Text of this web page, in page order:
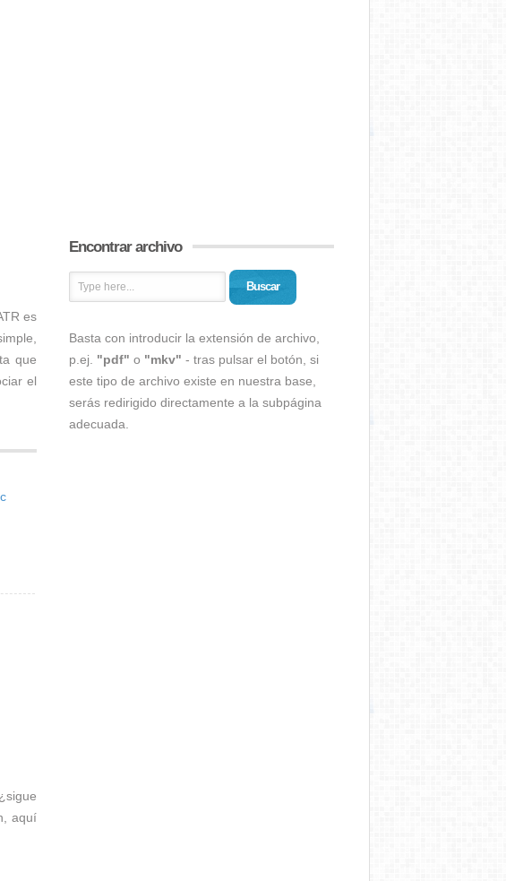
es
que
el
aquí
Encontrar archivo
Buscar
Basta con introducir la extensión de archivo,
p.ej. "pdf" o "mkv" - tras pulsar el botón, si
este tipo de archivo existe en nuestra base,
serás redirigido directamente a la subpágina
adecuada.